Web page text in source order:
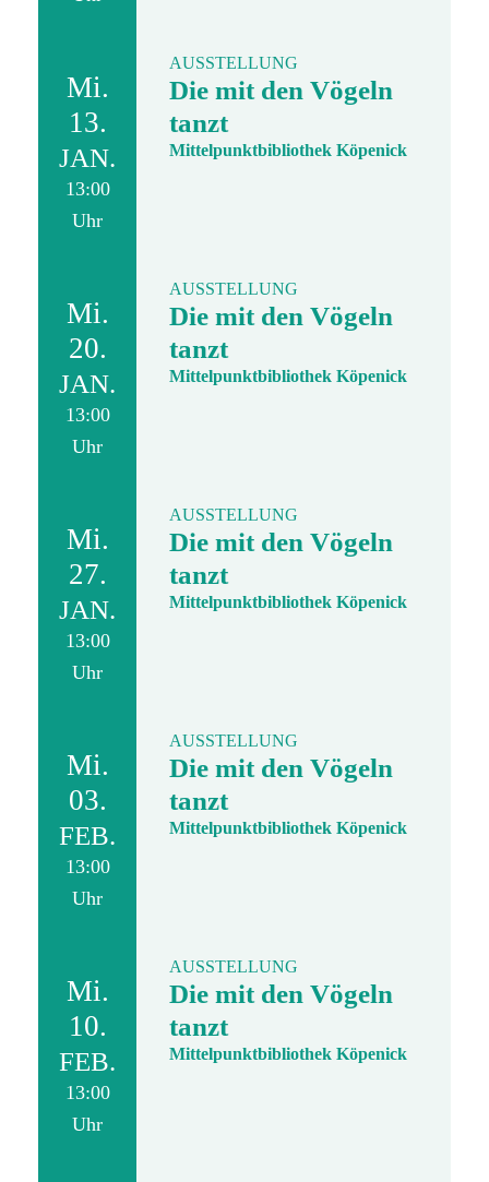
Mi.
13.
JAN.
13:00
Uhr
AUSSTELLUNG
Die mit den Vögeln
tanzt
Mittelpunktbibliothek Köpenick
Mi.
20.
JAN.
13:00
Uhr
AUSSTELLUNG
Die mit den Vögeln
tanzt
Mittelpunktbibliothek Köpenick
Mi.
27.
JAN.
13:00
Uhr
AUSSTELLUNG
Die mit den Vögeln
tanzt
Mittelpunktbibliothek Köpenick
Mi.
03.
FEB.
13:00
Uhr
AUSSTELLUNG
Die mit den Vögeln
tanzt
Mittelpunktbibliothek Köpenick
Mi.
10.
FEB.
13:00
Uhr
AUSSTELLUNG
Die mit den Vögeln
tanzt
Mittelpunktbibliothek Köpenick